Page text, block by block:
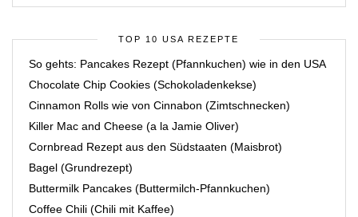
TOP 10 USA REZEPTE
So gehts: Pancakes Rezept (Pfannkuchen) wie in den USA
Chocolate Chip Cookies (Schokoladenkekse)
Cinnamon Rolls wie von Cinnabon (Zimtschnecken)
Killer Mac and Cheese (a la Jamie Oliver)
Cornbread Rezept aus den Südstaaten (Maisbrot)
Bagel (Grundrezept)
Buttermilk Pancakes (Buttermilch-Pfannkuchen)
Coffee Chili (Chili mit Kaffee)